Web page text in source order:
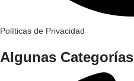
Políticas de Privacidad
Algunas Categorías